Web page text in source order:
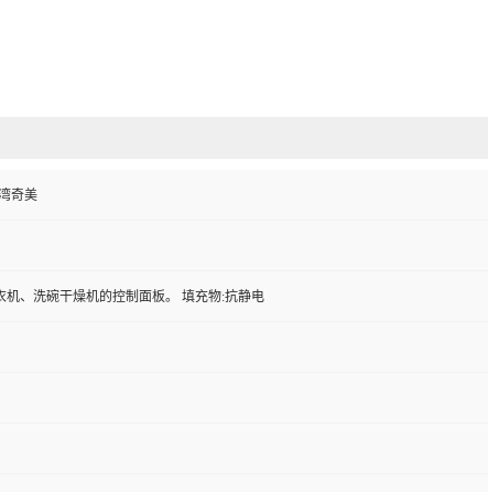
奇美
机、洗碗干燥机的控制面板。 填充物:抗静电